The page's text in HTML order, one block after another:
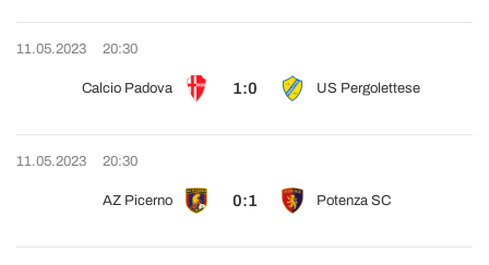
11.05.2023 20:30
Calcio Padova 1:0 US Pergolettese
11.05.2023 20:30
AZ Picerno 0:1 Potenza SC